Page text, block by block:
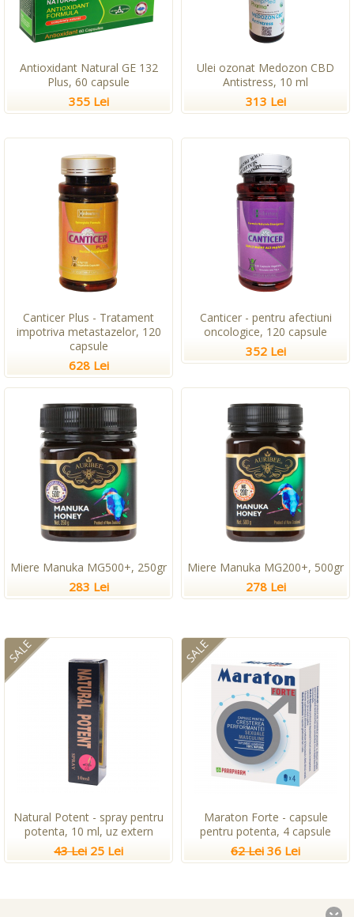
Antioxidant Natural GE 132
Plus, 60 capsule
355 Lei
Ulei ozonat Medozon CBD
Antistress, 10 ml
313 Lei
Canticer Plus - Tratament
impotriva metastazelor, 120
capsule
628 Lei
Canticer - pentru afectiuni
oncologice, 120 capsule
352 Lei
Miere Manuka MG500+, 250gr
283 Lei
Miere Manuka MG200+, 500gr
278 Lei
SALE
Natural Potent - spray pentru
potenta, 10 ml, uz extern
43 Lei 25 Lei
SALE
Maraton Forte - capsule
pentru potenta, 4 capsule
62 Lei 36 Lei